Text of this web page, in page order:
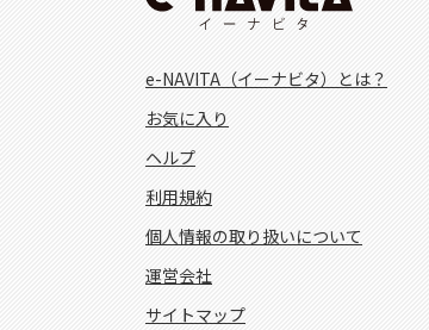
e-NAVITA（イーナビタ）とは？
お気に入り
ヘルプ
利用規約
個人情報の取り扱いについて
運営会社
サイトマップ